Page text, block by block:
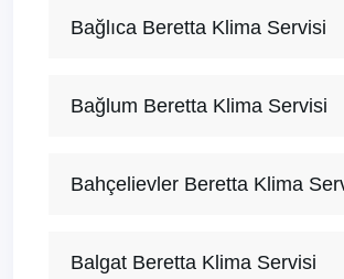
Bağlıca Beretta Klima Servisi
Bağlum Beretta Klima Servisi
Bahçelievler Beretta Klima
Balgat Beretta Klima Servisi